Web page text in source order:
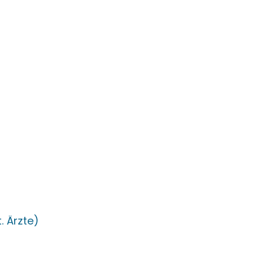
Ärzte)